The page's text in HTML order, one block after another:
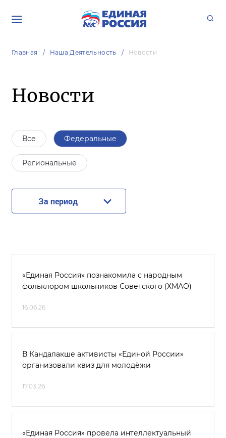
Главная Наша Деятельность Новости
Новости
Все Федеральные
Региональные
За период
«Единая Россия» познакомила с народным
фольклором школьников Советского (ХМАО)
16.06.26
В Кандалакше активисты «Единой России»
организовали квиз для молодёжи
17.03.26
«Единая Россия» провела интеллектуальный